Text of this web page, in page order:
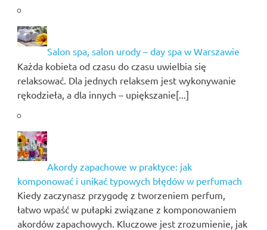
Salon spa, salon urody – day spa w Warszawie
Każda kobieta od czasu do czasu uwielbia się
relaksować. Dla jednych relaksem jest wykonywanie
rękodzieła, a dla innych – upiększanie[...]
Akordy zapachowe w praktyce: jak
komponować i unikać typowych błędów w perfumach
Kiedy zaczynasz przygodę z tworzeniem perfum,
łatwo wpaść w pułapki związane z komponowaniem
akordów zapachowych. Kluczowe jest zrozumienie, jak